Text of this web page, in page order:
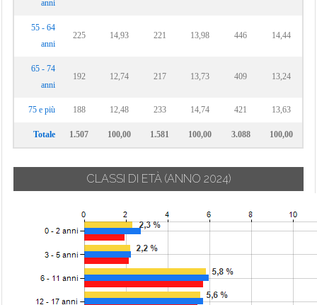
anni
55 - 64
anni
225 14,93 221 13,98 446 14,44
65 - 74
anni
192 12,74 217 13,73 409 13,24
75 e più 188 12,48 233 14,74 421 13,63
Totale 1.507 100,00 1.581 100,00 3.088 100,00
CLASSI DI ETÀ (ANNO 2024)